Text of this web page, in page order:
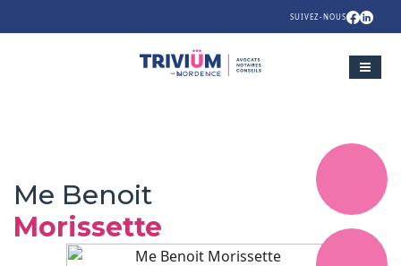
SUIVEZ-NOUS
Me Benoit
Morissette